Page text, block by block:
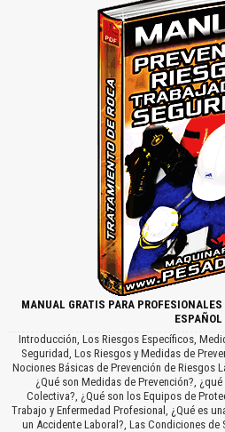
MANUAL GRATIS PARA
ESPAÑOL
Introducción, Los Riesgos Específicos,
Seguridad, Los Riesgos y Medidas de
Nociones Básicas de Prevención de Riesgos
¿Qué son Medidas de Prevención?,
Colectiva?, ¿Qué son los Equipos de
Trabajo y Enfermedad Profesional, ¿Qué es
un Accidente Laboral?, Las Condiciones